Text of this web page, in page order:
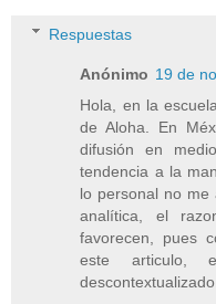
Respuestas
Anónimo 19 de
Hola, en la
de Aloha. En
difusión en
tendencia a la
lo personal no me
analítica, el
favorecen, pues
este articulo,
descontextualizado.